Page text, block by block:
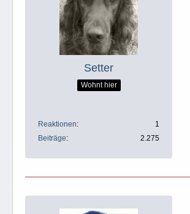
Setter
Wohnt hier
Reaktionen
1
Beiträge
2.275